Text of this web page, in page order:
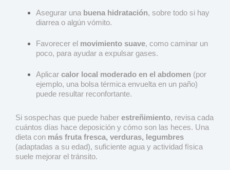
Asegurar una buena hidratación, sobre todo si hay
diarrea o algún vómito.
Favorecer el movimiento suave, como caminar un
poco, para ayudar a expulsar gases.
Aplicar calor local moderado en el abdomen (por
ejemplo, una bolsa térmica envuelta en un paño)
puede resultar reconfortante.
Si sospechas que puede haber estreñimiento, revisa cada
cuántos días hace deposición y cómo son las heces. Una
dieta con más fruta fresca, verduras, legumbres
(adaptadas a su edad), suficiente agua y actividad física
suele mejorar el tránsito.